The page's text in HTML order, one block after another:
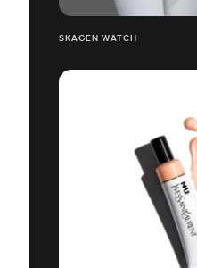
SKAGEN WATCH